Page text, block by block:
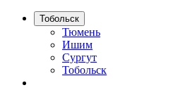
Тобольск
Тюмень
Ишим
Сургут
Тобольск